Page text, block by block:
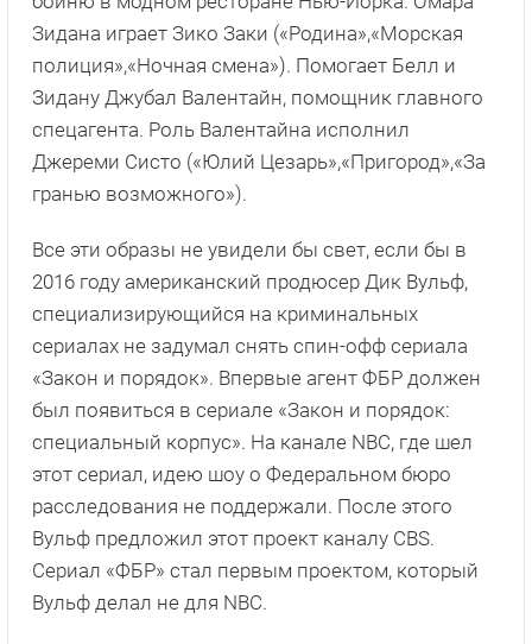
Зидана играет Зико Заки («Родина»,«Морская
полиция»,«Ночная смена»). Помогает Белл и
Зидану Джубал Валентайн, помощник главного
спецагента. Роль Валентайна исполнил
Джереми Систо («Юлий Цезарь»,«Пригород»,«За
гранью возможного»).
Все эти образы не увидели бы свет, если бы в
2016 году американский продюсер Дик Вульф,
специализирующийся на криминальных
сериалах не задумал снять спин-офф сериала
«Закон и порядок». Впервые агент ФБР должен
был появиться в сериале «Закон и порядок:
специальный корпус». На канале NBC, где шел
этот сериал, идею шоу о Федеральном бюро
расследования не поддержали. После этого
Вульф предложил этот проект каналу CBS.
Сериал «ФБР» стал первым проектом, который
Вульф делал не для NBC.